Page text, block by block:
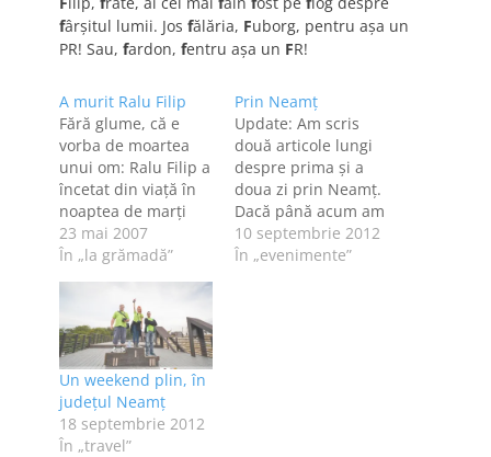
fârşitul lumii. Jos fălăria, Fuborg, pentru aşa un
PR! Sau, fardon, fentru aşa un FR!
A murit Ralu Filip
Fără glume, că e
vorba de moartea
unui om: Ralu Filip a
încetat din viaţă în
noaptea de marţi
spre miercuri, în
urma unui infarct.
Avea 47 de ani şi era
preşedintele
Consiliului Naţional
al Audiovizualului.
Hai, că nu mă pot
abţine: oare ce-or
zice Paraziţii?
23 mai 2007
În „la grămadă”
Prin Neamţ
Update: Am scris
două articole lungi
despre prima şi a
doua zi prin Neamţ.
Dacă până acum am
fost
#PrinBucureştiulMe
10 septembrie 2012
În „evenimente”
Un weekend plin, în
judeţul Neamţ
18 septembrie 2012
În „travel”